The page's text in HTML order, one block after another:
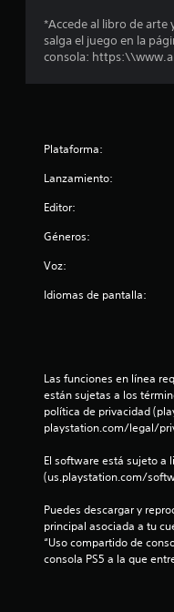
*Accede al libro de arte
salga el juego en la
consola:
Plataforma:
Lanzamiento:
Editor:
Géneros:
Voz:
Idiomas de pantalla:
Las funciones en línea
están sujetas a los
política de privacidad
playstation.com/legal/
El software está sujeto a
(us.playstation.com/
Puedes descargar y
principal asociada a tu
“Uso compartido de
consola PS5 a la que